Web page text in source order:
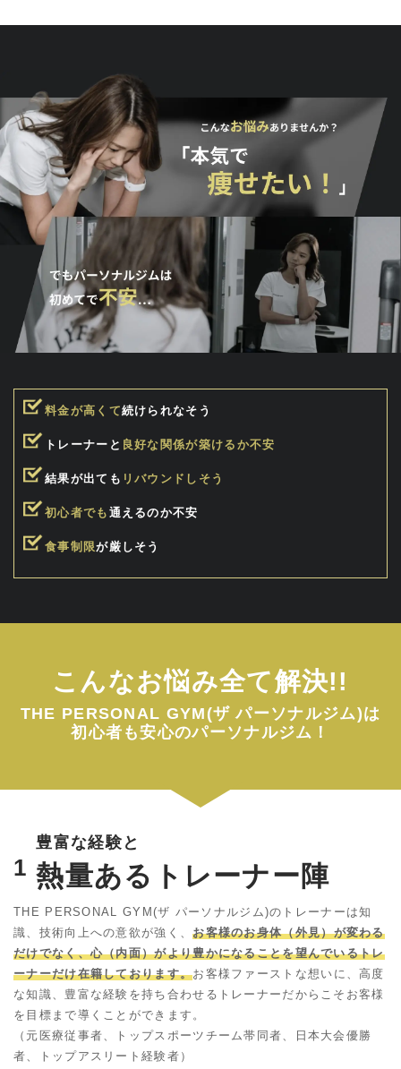
料金が高くて続けられなそう
トレーナーと 良好な関係が築けるか不安
結果が出ても リバウンドしそう
初心者でも 通えるのか不安
食事制限が厳しそう
こんなお悩み全て解決!!
THE PERSONAL GYM(ザ パーソナルジム)は
初心者も安心のパーソナルジム！
1
豊富な経験と
熱量あるトレーナー陣
THE PERSONAL GYM(ザ パーソナルジム)のトレーナーは知
識、技術向上への意欲が強く、お客様のお身体（外見）が変わる
だけでなく、心（内面）がより豊かになることを望んでいるトレ
ーナーだけ在籍しております。お客様ファーストな想いに、高度
な知識、豊富な経験を持ち合わせるトレーナーだからこそお客様
を目標まで導くことができます。
（元医療従事者、トップスポーツチーム帯同者、日本大会優勝
者、トップアスリート経験者）